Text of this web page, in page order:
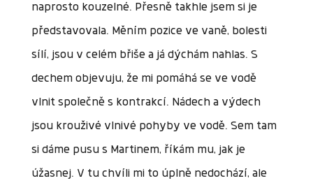
naprosto kouzelné. Přesně takhle jsem si je
představovala. Měním pozice ve vaně, bolesti
sílí, jsou v celém břiše a já dýchám nahlas. S
dechem objevuju, že mi pomáhá se ve vodě
vlnit společně s kontrakcí. Nádech a výdech
jsou krouživé vlnivé pohyby ve vodě. Sem tam
si dáme pusu s Martinem, říkám mu, jak je
úžasnej. V tu chvíli mi to úplně nedochází, ale